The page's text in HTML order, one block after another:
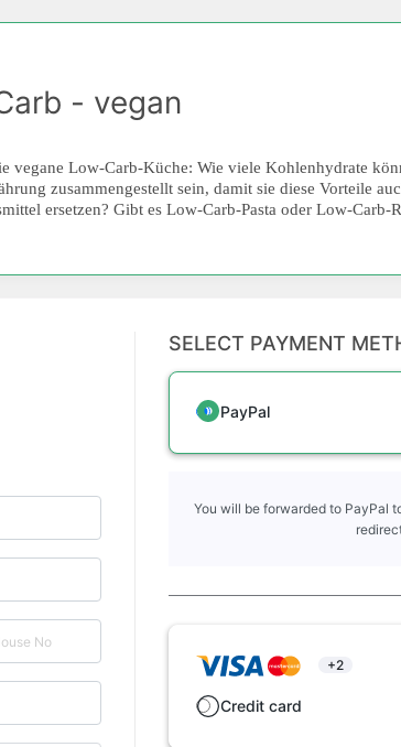
- vegan
Low-Carb-Küche: Wie viele Kohlenhydrate
zusammengestellt sein, damit sie diese Vorteile
ersetzen? Gibt es Low-Carb-Pasta oder Low-Carb-
SELECT PAYMENT
PayPal
You will be forwarded to PayPal
+2
Credit card